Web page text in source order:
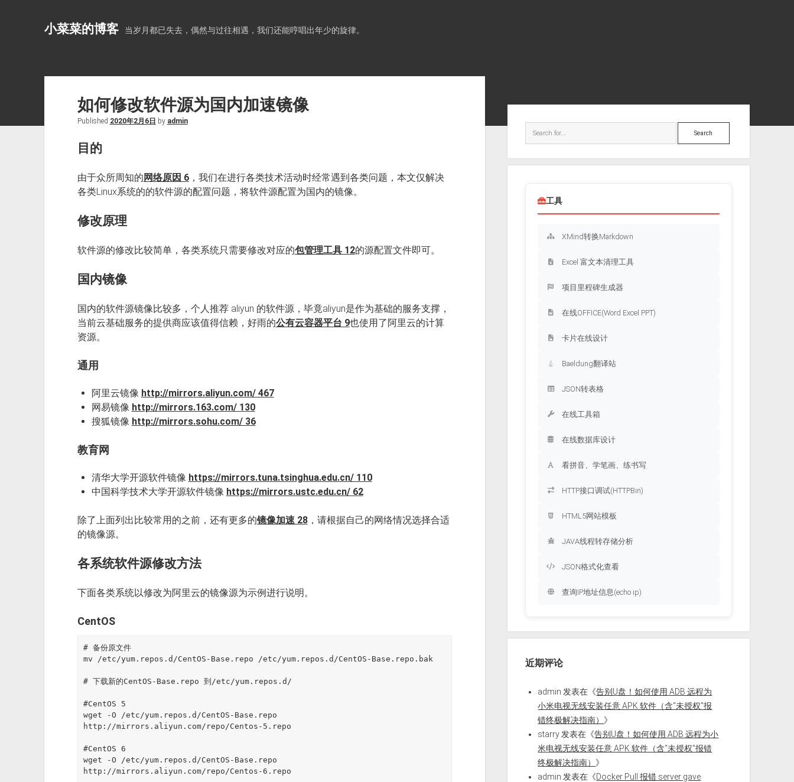
小菜菜的博客 当岁月都已失去，偶然与过往相遇，我们还能哼唱出年少的旋律。
如何修改软件源为国内加速镜像
Published 2020年2月6日 by admin
目的
由于众所周知的 网络原因 6，我们在进行各类技术活动时经常遇到各类问题，本文仅解决
各类Linux系统的的软件源的配置问题，将软件源配置为国内的镜像。
修改原理
软件源的修改比较简单，各类系统只需要修改对应的包管理工具 12的源配置文件即可。
国内镜像
国内的软件源镜像比较多，个人推荐 aliyun 的软件源，毕竟aliyun是作为基础的服务支撑，
当前云基础服务的提供商应该值得信赖，好雨的公有云容器平台 9也使用了阿里云的计算
资源。
通用
阿里云镜像 http://mirrors.aliyun.com/ 467
网易镜像 http://mirrors.163.com/ 130
搜狐镜像 http://mirrors.sohu.com/ 36
教育网
清华大学开源软件镜像 https://mirrors.tuna.tsinghua.edu.cn/ 110
中国科学技术大学开源软件镜像 https://mirrors.ustc.edu.cn/ 62
除了上面列出比较常用的之前，还有更多的镜像加速 28，请根据自己的网络情况选择合适
的镜像源。
各系统软件源修改方法
下面各类系统以修改为阿里云的镜像源为示例进行说明。
CentOS
# 备份原文件
mv /etc/yum.repos.d/CentOS-Base.repo /etc/yum.repos.d/CentOS-Base.repo.bak
# 下载新的CentOS-Base.repo 到/etc/yum.repos.d/
#CentOS 5
wget -O /etc/yum.repos.d/CentOS-Base.repo
http://mirrors.aliyun.com/repo/Centos-5.repo
#CentOS 6
wget -O /etc/yum.repos.d/CentOS-Base.repo
http://mirrors.aliyun.com/repo/Centos-6.repo
Search
工具
XMind转换Markdown
Excel 富文本清理工具
项目里程碑生成器
在线OFFICE(Word Excel PPT)
卡片在线设计
Baeldung翻译站
JSON转表格
在线工具箱
在线数据库设计
看拼音、学笔画、练书写
HTTP接口调试(HTTPBin)
HTML5网站模板
JAVA线程转存储分析
JSON格式化查看
查询IP地址信息(echo ip)
近期评论
admin 发表在《告别U盘！如何使用 ADB 远程为
小米电视无线安装任意 APK 软件（含“未授权”报
错终极解决指南） 》
starry 发表在《告别U盘！如何使用 ADB 远程为小
米电视无线安装任意 APK 软件（含“未授权”报错
终极解决指南） 》
admin 发表在《Docker Pull 报错 server gave